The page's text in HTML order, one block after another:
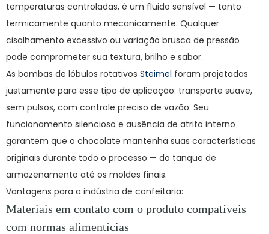
temperaturas controladas, é um fluido sensível — tanto
termicamente quanto mecanicamente. Qualquer
cisalhamento excessivo ou variação brusca de pressão
pode comprometer sua textura, brilho e sabor.
As bombas de lóbulos rotativos Steimel foram projetadas
justamente para esse tipo de aplicação: transporte suave,
sem pulsos, com controle preciso de vazão. Seu
funcionamento silencioso e ausência de atrito interno
garantem que o chocolate mantenha suas características
originais durante todo o processo — do tanque de
armazenamento até os moldes finais.
Vantagens para a indústria de confeitaria:
Materiais em contato com o produto compatíveis
com normas alimentícias